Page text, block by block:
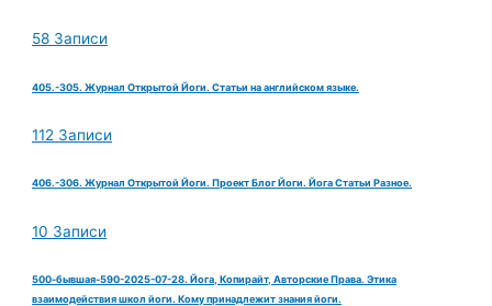
58 Записи
405.-305. Журнал Открытой Йоги. Статьи на английском языке.
112 Записи
406.-306. Журнал Открытой Йоги. Проект Блог Йоги. Йога Статьи Разное.
10 Записи
500-бывшая-590-2025-07-28. Йога, Копирайт, Авторские Права. Этика
взаимодействия школ йоги. Кому принадлежит знания йоги.